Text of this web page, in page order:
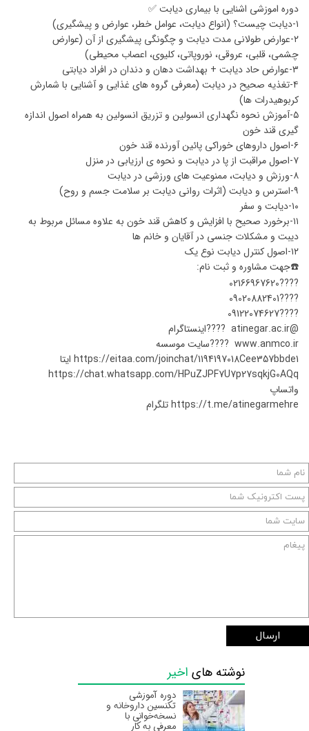
دوره اموزشی اشنایی با بیماری دیابت ✅
۱-دیابت چیست؟ (انواع دیابت، عوامل خطر، عوارض و پیشگیری)
۲-عوارض طولانی مدت دیابت و چگونگی پیشگیری از آن (عوارض
چشمی، قلبی، عروقی، نوروپاتی، کلیوی، اعصاب محیطی)
۳-عوارض حاد دیابت + بهداشت دهان و دندان در افراد دیابتی
۴-تغذیه صحیح در دیابت (معرفی گروه های غذایی و آشنایی با شمارش
کربوهیدرات ها)
۵-آموزش نحوه نگهداری انسولین و تزریق انسولین به همراه اصول اندازه
گیری قند خون
۶-اصول داروهای خوراکی پائین آورنده قند خون
۷-اصول مراقبت از پا در دیابت و نحوه ی ارزیابی در منزل
۸-ورزش و دیابت، ممنوعیت های ورزشی در دیابت
۹-استرس و دیابت (اثرات روانی دیابت بر سلامت جسم و روح)
۱۰-دیابت و سفر
۱۱-برخورد صحیح با افزایش و کاهش قند خون به علاوه مسائل مربوط به
دیبت و مشکلات جنسی در آقایان و خانم ها
۱۲-اصول کنترل دیابت نوع یک
☎️جهت مشاوره و ثبت نام:
????02166967620
????09020882401
????09122074627
@atinegar.ac.ir ????اینستاگرام
www.anmco.ir ????سایت موسسه
https://eitaa.com/joinchat/1194197018Cee357bbde1 ایتا
https://chat.whatsapp.com/HPuZJPF7U7p27sqkjG0AQq
واتساپ
https://t.me/atinegarmehre تلگرام
ارسال
نوشته های اخیر
دوره آموزشی
تکنسین داروخانه و
نسخه‌خوانی با
معرفی به کار